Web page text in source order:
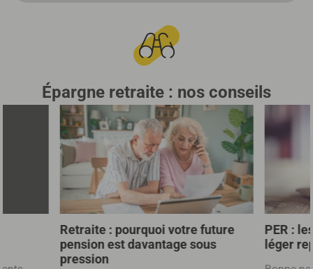
Épargne retraite : nos conseils
Retraite : pourquoi votre future
pension est davantage sous
pression
PER :
léger